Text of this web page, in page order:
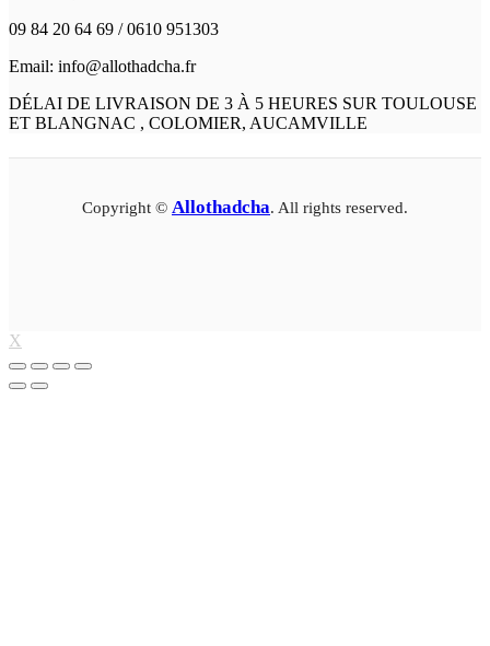
09 84 20 64 69 / 0610 951303
Email: info@allothadcha.fr
DÉLAI DE LIVRAISON DE 3 À 5 HEURES SUR TOULOUSE
ET BLANGNAC , COLOMIER, AUCAMVILLE
Copyright © Allothadcha. All rights reserved.
X